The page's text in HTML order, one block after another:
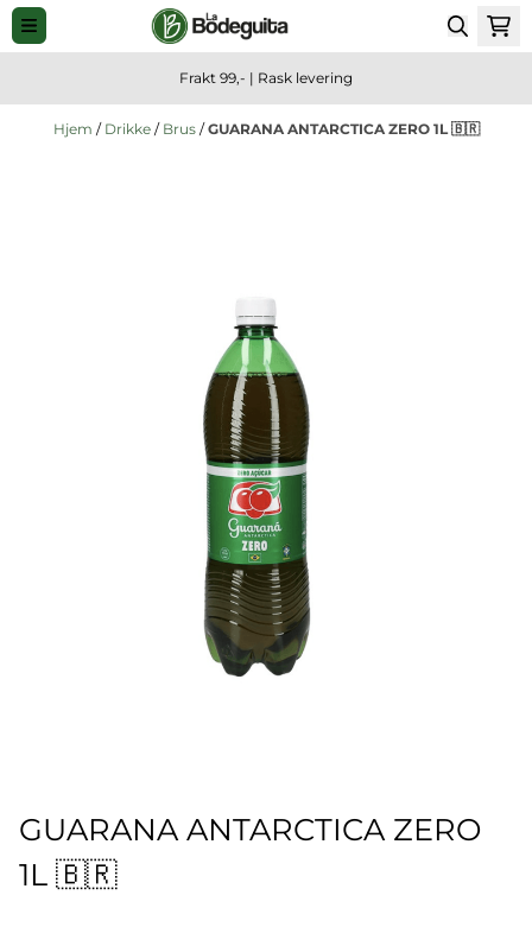
Hopp til innhold
Frakt 99,- | Rask levering
Hjem / Drikke / Brus /GUARANA ANTARCTICA ZERO 1L 🇧🇷
GUARANA ANTARCTICA ZERO
1L 🇧🇷